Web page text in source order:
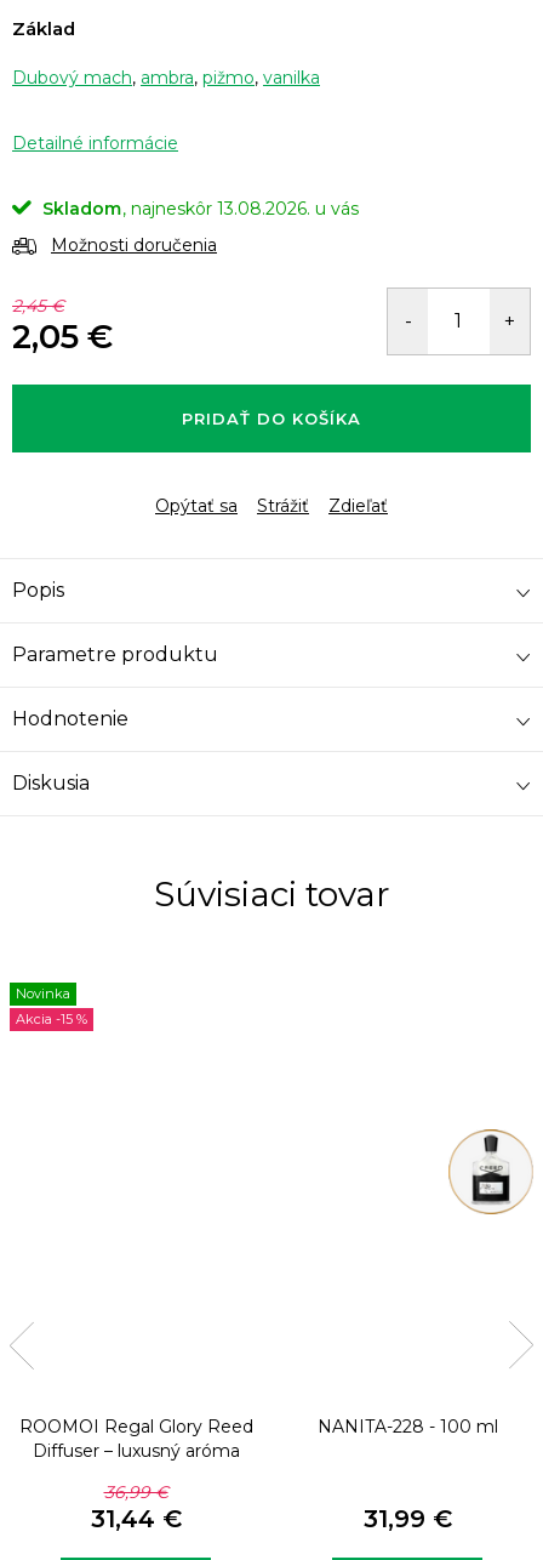
Základ
Dubový mach, ambra, pižmo, vanilka
Detailné informácie
Skladom
13.08.2026.
Možnosti doručenia
2,45 €
2,05 €
cena:
PRIDAŤ DO KOŠÍKA
Opýtať sa Strážiť Zdieľať
Popis
Parametre produktu
Hodnotenie
Diskusia
Súvisiaci tovar
Novinka
-15 %
ROOMOI Regal Glory Reed
Diffuser – luxusný aróma
36,99 €
31,44 €
NANITA-228 - 100 ml
31,99 €